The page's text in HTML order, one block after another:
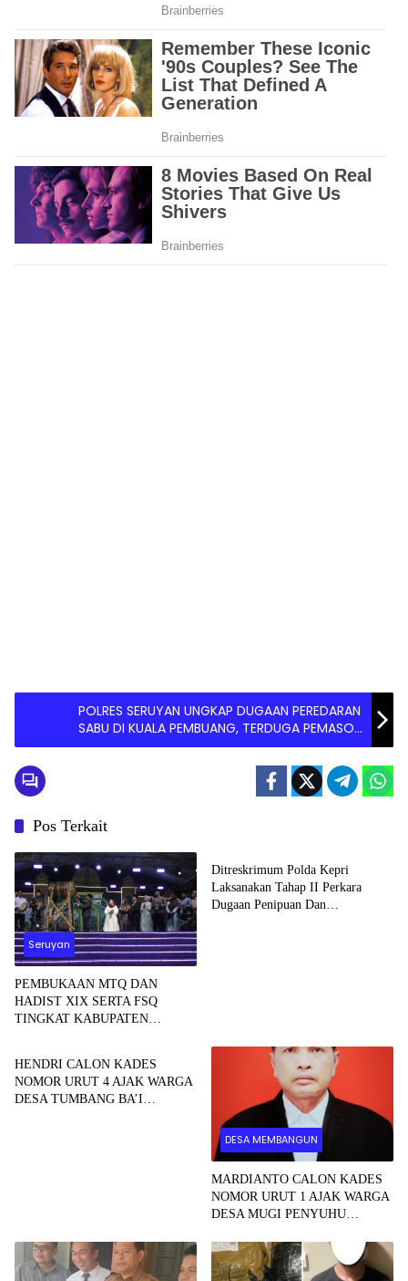
POLRES SERUYAN UNGKAP DUGAAN PEREDARAN
SABU DI KUALA PEMBUANG, TERDUGA PEMASOK
BERPROFESI TENAGA KESEHATAN
Pos Terkait
Seruyan
PEMBUKAAN MTQ DAN
HADIST XIX SERTA FSQ
TINGKAT KABUPATEN
KEJARI SERUYAN
Ditreskrimum Polda Kepri
Laksanakan Tahap II Perkara
Dugaan Penipuan Dan
DESA MEMBANGUN
HENDRI CALON KADES
NOMOR URUT 4 AJAK WARGA
DESA TUMBANG BA’I
DESA MEMBANGUN
MARDIANTO CALON KADES
NOMOR URUT 1 AJAK WARGA
DESA MUGI PENYUHU
MEMBANGUN DESA